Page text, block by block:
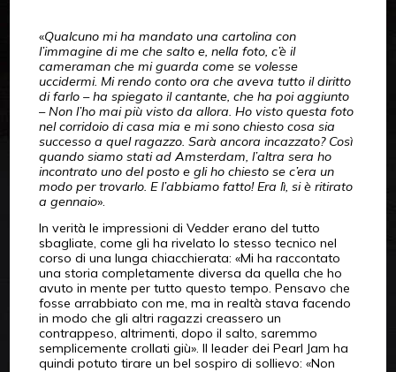
«Qualcuno mi ha mandato una cartolina con
l’immagine di me che salto e, nella foto, c’è il
cameraman che mi guarda come se volesse
uccidermi. Mi rendo conto ora che aveva tutto il diritto
di farlo – ha spiegato il cantante, che ha poi aggiunto
– Non l’ho mai più visto da allora. Ho visto questa foto
nel corridoio di casa mia e mi sono chiesto cosa sia
successo a quel ragazzo. Sarà ancora incazzato? Così
quando siamo stati ad Amsterdam, l’altra sera ho
incontrato uno del posto e gli ho chiesto se c’era un
modo per trovarlo. E l’abbiamo fatto! Era lì, si è ritirato
a gennaio».
In verità le impressioni di Vedder erano del tutto
sbagliate, come gli ha rivelato lo stesso tecnico nel
corso di una lunga chiacchierata: «Mi ha raccontato
una storia completamente diversa da quella che ho
avuto in mente per tutto questo tempo. Pensavo che
fosse arrabbiato con me, ma in realtà stava facendo
in modo che gli altri ragazzi creassero un
contrappeso, altrimenti, dopo il salto, saremmo
semplicemente crollati giù». Il leader dei Pearl Jam ha
quindi potuto tirare un bel sospiro di sollievo: «Non